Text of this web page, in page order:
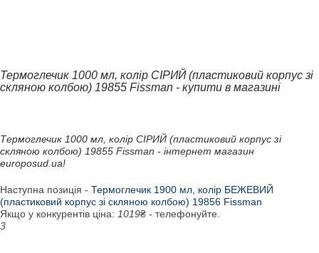
Термоглечик 1000 мл, колір СІРИЙ (пластиковий корпус зі
скляною колбою) 19855 Fissman - купити в магазині
Термоглечик 1000 мл, колір СІРИЙ (пластиковий корпус зі
скляною колбою) 19855 Fissman - інтернет магазин
europosud.ua!
Наступна позиція - Термоглечик 1900 мл, колір БЕЖЕВИЙ
(пластиковий корпус зі скляною колбою) 19856 Fissman
Якщо у конкурентів ціна: 1019₴ - телефонуйте.
3